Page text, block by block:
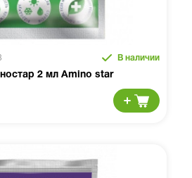
В наличии
2 мл Amino star